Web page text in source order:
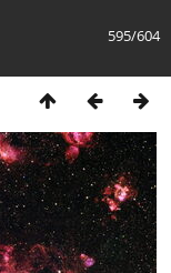
595/604